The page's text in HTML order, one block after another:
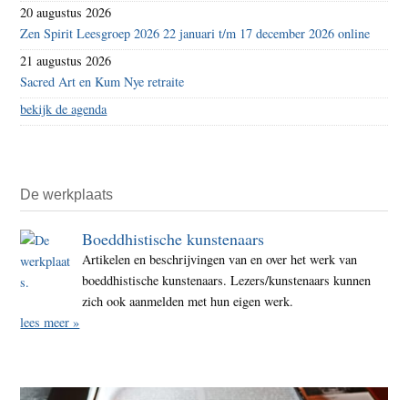
20 augustus 2026
Zen Spirit Leesgroep 2026 22 januari t/m 17 december 2026 online
21 augustus 2026
Sacred Art en Kum Nye retraite
bekijk de agenda
De werkplaats
Boeddhistische kunstenaars
Artikelen en beschrijvingen van en over het werk van
boeddhistische kunstenaars. Lezers/kunstenaars kunnen
zich ook aanmelden met hun eigen werk.
lees meer »